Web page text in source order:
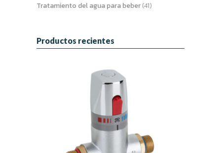
Tratamiento del agua para beber(41)
Productos recientes